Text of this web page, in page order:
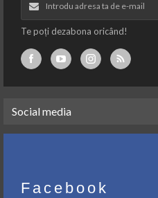
Te poți dezabona oricând!
Social media
Facebook